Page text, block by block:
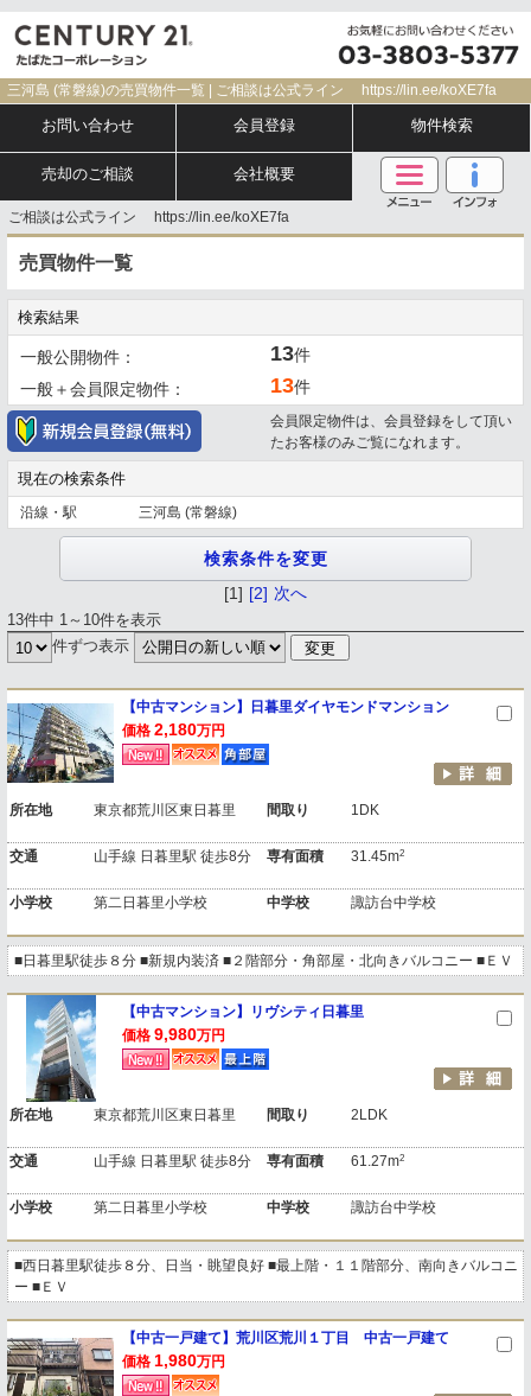
三河島 (常磐線)の売買物件一覧 | ご相談は公式ライン https://lin.ee/koXE7fa
お問い合わせ 会員登録 物件検索
売却のご相談 会社概要
ご相談は公式ライン https://lin.ee/koXE7fa
売買物件一覧
検索結果
一般公開物件： 13件
一般＋会員限定物件：
13件
会員限定物件は、会員登録をして頂い
たお客様のみご覧になれます。
現在の検索条件
沿線・駅 三河島 (常磐線)
13件中 1～10件を表示
[1] [2] 次へ
件ずつ表示
【中古マンション】日暮里ダイヤモンドマンション
価格 2,180万円
所在地 東京都荒川区東日暮里 間取り 1DK
交通 山手線 日暮里駅 徒歩8分 専有面積 31.45m2
小学校 第二日暮里小学校 中学校 諏訪台中学校
■日暮里駅徒歩８分 ■新規内装済 ■２階部分・角部屋・北向きバルコニー ■ＥＶ
【中古マンション】リヴシティ日暮里
価格 9,980万円
所在地 東京都荒川区東日暮里 間取り 2LDK
交通 山手線 日暮里駅 徒歩8分 専有面積 61.27m2
小学校 第二日暮里小学校 中学校 諏訪台中学校
■西日暮里駅徒歩８分、日当・眺望良好 ■最上階・１１階部分、南向きバルコニ
ー ■ＥＶ
【中古一戸建て】荒川区荒川１丁目 中古一戸建て
価格 1,980万円